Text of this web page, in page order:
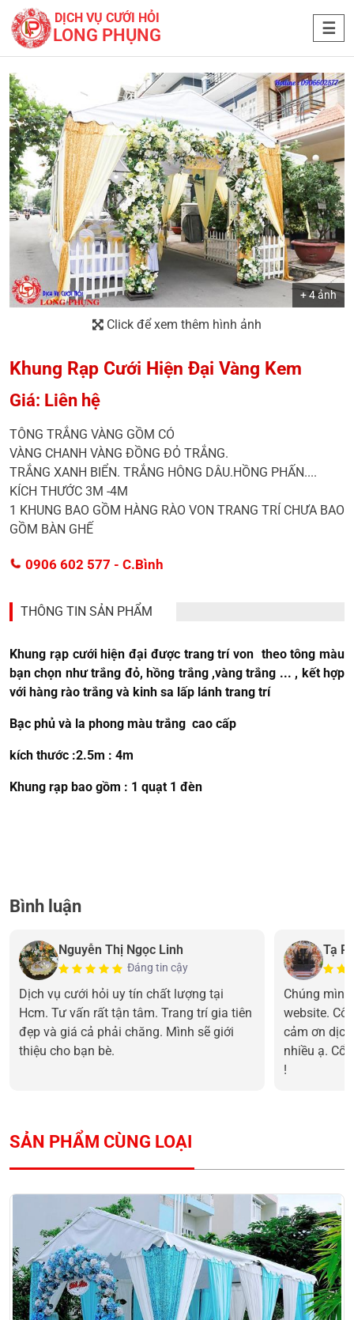
DỊCH VỤ CƯỚI HỎI
LONG PHỤNG
+ 4 ảnh
Click để xem thêm hình ảnh
Khung Rạp Cưới Hiện Đại Vàng Kem
Giá: Liên hệ
TÔNG TRẮNG VÀNG GỒM CÓ
VÀNG CHANH VÀNG ĐỒNG ĐỎ TRẮNG.
TRẮNG XANH BIỂN. TRẮNG HÔNG DÂU.HỒNG PHẤN....
KÍCH THƯỚC 3M -4M
1 KHUNG BAO GỒM HÀNG RÀO VON TRANG TRÍ CHƯA BAO
GỒM BÀN GHẾ
0906 602 577 - C.Bình
THÔNG TIN SẢN PHẨM
Khung rạp cưới hiện đại được trang trí von theo tông màu
bạn chọn như trắng đỏ, hồng trắng ,vàng trắng ... , kết hợp
với hàng rào trắng và kinh sa lấp lánh trang trí
Bạc phủ và la phong màu trắng cao cấp
kích thước :2.5m : 4m
Khung rạp bao gồm : 1 quạt 1 đèn
Bình luận
Nguyễn Thị Ngọc Linh
Đáng tin cậy
Dịch vụ cưới hỏi uy tín chất lượng tại
Hcm. Tư vấn rất tận tâm. Trang trí gia tiên
đẹp và giá cả phải chăng. Mình sẽ giới
thiệu cho bạn bè.
Tạ
Chúng
website. Cô
cảm ơn
nhiều ạ.
!
SẢN PHẨM CÙNG LOẠI